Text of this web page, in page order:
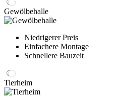
Gewölbehalle
Niedrigerer Preis
Einfachere Montage
Schnellere Bauzeit
Tierheim